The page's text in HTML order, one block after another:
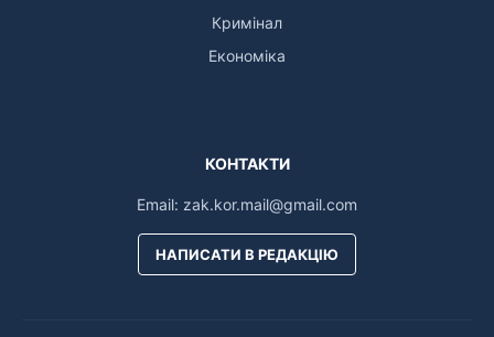
Кримінал
Економіка
КОНТАКТИ
Email: zak.kor.mail@gmail.com
НАПИСАТИ В РЕДАКЦІЮ